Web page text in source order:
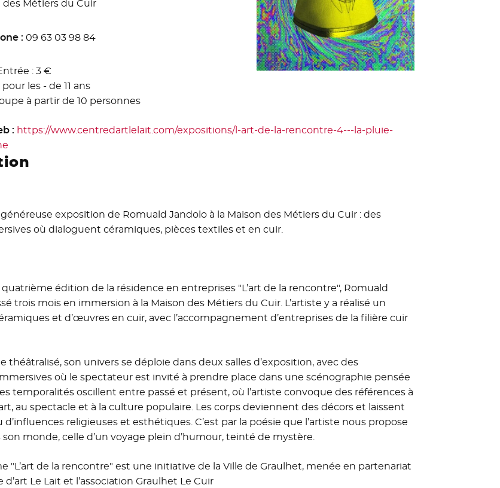
des Métiers du Cuir
:09 63 03 98 84
: 3 €
les - de 11 ans
à partir de 10 personnes
: https://www.centredartlelait.com/expositions/l-art-de-la-rencontre-4---la-pluie-
exposition de Romuald Jandolo à la Maison des Métiers du Cuir : des
où dialoguent céramiques, pièces textiles et en cuir.
édition de la résidence en entreprises "L’art de la rencontre", Romuald
trois mois en immersion à la Maison des Métiers du Cuir. L’artiste y a réalisé un
et d’œuvres en cuir, avec l’accompagnement d’entreprises de la filière cuir
théâtralisé, son univers se déploie dans deux salles d’exposition, avec des
où le spectateur est invité à prendre place dans une scénographie pensée
temporalités oscillent entre passé et présent, où l’artiste convoque des références à
au spectacle et à la culture populaire. Les corps deviennent des décors et laissent
d’influences religieuses et esthétiques. C’est par la poésie que l’artiste nous propose
son monde, celle d’un voyage plein d’humour, teinté de mystère.
"L’art de la rencontre" est une initiative de la Ville de Graulhet, menée en partenariat
d’art Le Lait et l’association Graulhet Le Cuir